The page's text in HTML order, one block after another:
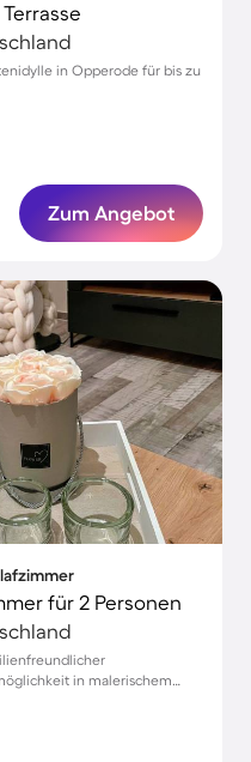
in Opperode für bis zu
Zum Angebot
für 2 Personen
in malerischem